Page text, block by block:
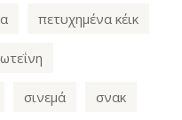
πετυχημένα κέικ
σινεμά σνακ